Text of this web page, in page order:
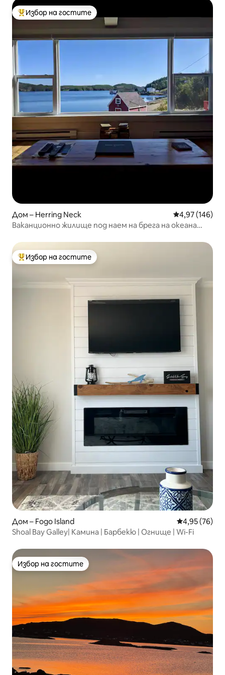
Най-популярен избор на гостите
Избор на гостите
Дом – Herring Neck Средна
4,97 (146)
Ваканционно жилище под наем на брега на океана
Най-популярен избор на гостите
Избор на гостите
Дом – Fogo Island Средна
4,95 (76)
Shoal Bay Galley| Камина | Барбекю | Огнище | Wi-Fi
Избор на гостите
Избор на гостите